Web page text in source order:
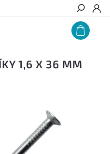
Hledat
1,6 X 36 MM